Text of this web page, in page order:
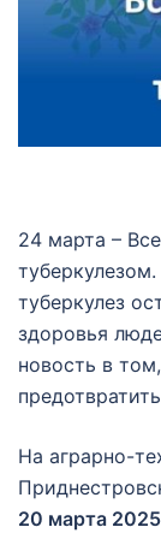
24 марта –
туберкулез
здоровья
новость в
На аграрно-
20 марта